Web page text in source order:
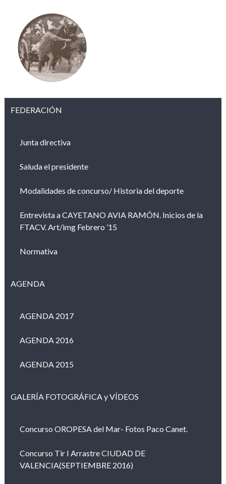
FEDERACIÓN
Junta directiva
Saluda el presidente
Modalidades de concurso/ Historia del deporte
Entrevista a CAYETANO AVIA RAMÓN. Inicios de la
FTACV. Art/img Febrero ’15
Normativa
AGENDA
AGENDA 2017
AGENDA 2016
AGENDA 2015
GALERÍA FOTOGRÁFICA y VÍDEOS
Concurso OROPESA del Mar- Fotos Paco Canet.
Concurso Tir I Arrastre CIUDAD DE
VALENCIA(SEPTIEMBRE 2016)